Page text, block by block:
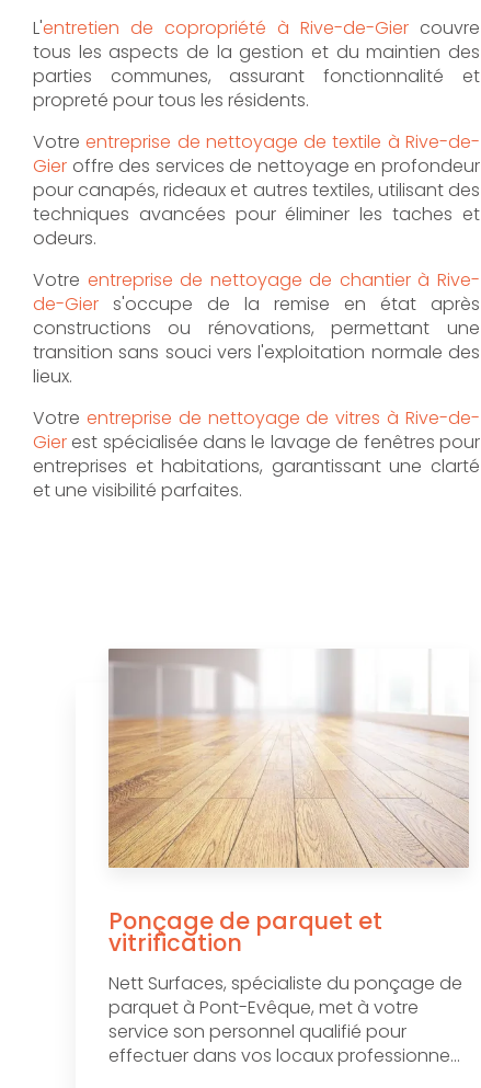
L'entretien de copropriété à Rive-de-Gier couvre
tous les aspects de la gestion et du maintien des
parties communes, assurant fonctionnalité et
propreté pour tous les résidents.
Votreentreprise de nettoyage de textile à Rive-de-
Gier offre des services de nettoyage en profondeur
pour canapés, rideaux et autres textiles, utilisant des
techniques avancées pour éliminer les taches et
odeurs.
Votre entreprise de nettoyage de chantier à Rive-
de-Gier s'occupe de la remise en état après
constructions ou rénovations, permettant une
transition sans souci vers l'exploitation normale des
lieux.
Votre entreprise de nettoyage de vitres à Rive-de-
Gier est spécialisée dans le lavage de fenêtres pour
entreprises et habitations, garantissant une clarté
et une visibilité parfaites.
Ponçage de parquet et
vitrification
Nett Surfaces, spécialiste du ponçage de
parquet à Pont-Evêque, met à votre
service son personnel qualifié pour
effectuer dans vos locaux professionne...